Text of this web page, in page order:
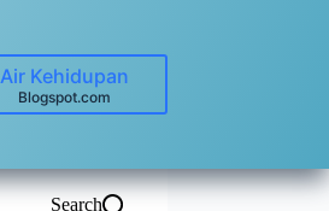
Air Kehidupan
Blogspot.com
Search